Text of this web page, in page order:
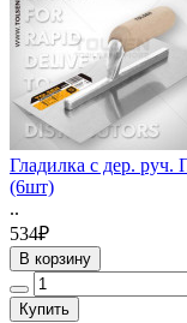
Гладилка с дер.
(6шт)
..
534₽
В корзину
Купить